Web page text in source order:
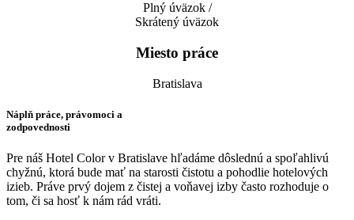
Plný úväzok /
Skrátený úväzok
Miesto práce
Bratislava
Náplň práce, právomoci a
zodpovednosti
Pre náš Hotel Color v Bratislave hľadáme dôslednú a spoľahlivú
chyžnú, ktorá bude mať na starosti čistotu a pohodlie hotelových
izieb. Práve prvý dojem z čistej a voňavej izby často rozhoduje o
tom, či sa hosť k nám rád vráti.